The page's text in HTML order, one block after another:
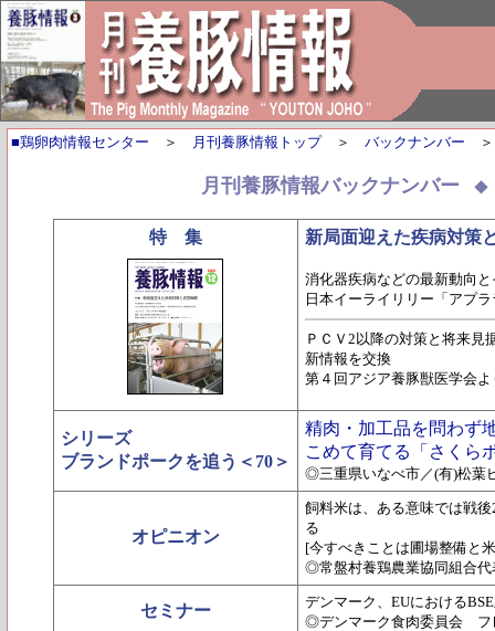
■鶏卵肉情報センター ＞ 月刊養豚情報トップ＞ バックナンバー
月刊養豚情報バックナンバー
特 集 新局面迎えた疾病対策
消化器疾病などの最新動向と
日本イーライリリー「アプ
ＰＣＶ2以降の対策と将来
新情報を交換
第４回アジア養豚獣医学会よ
シリーズ
ブランドポークを追う＜70＞
精肉・加工品を問わ
こめて育てる「さくら
◎三重県いなべ市／(有)松葉
オピニオン
飼料米は、ある意味では戦
る
[今すべきことは圃場整備
◎常盤村養鶏農業協同組合
セミナー
デンマーク、EUにおける
◎デンマーク食肉委員会 フ